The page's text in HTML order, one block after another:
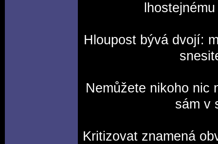
Hloupost bývá dvojí:
Nemůžete nikoho nic
sám v
Kritizovat znamená